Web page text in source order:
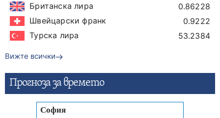
Британска лира
0.86228
Швейцарски франк
0.9222
Турска лира
53.2384
Вижте всички
Прогнозa за времето